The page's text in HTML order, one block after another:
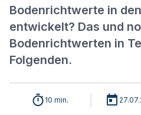
Bodenrichtwerte in
entwickelt? Das und
Bodenrichtwerten in
Folgenden.
10 min.